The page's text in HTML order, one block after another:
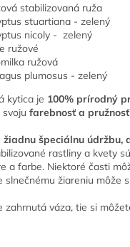
stabilizovaná ruža
stuartiana - zelený
nicoly - zelený
ružové
ružová
plumosus - zelený
kytica je 100% prírodný
farebnosť a
žiadnu špeciálnu údržbu,
rastliny a kvety
a farbe. Niektoré časti
slnečnému žiareniu môže
zahrnutá váza, tie si